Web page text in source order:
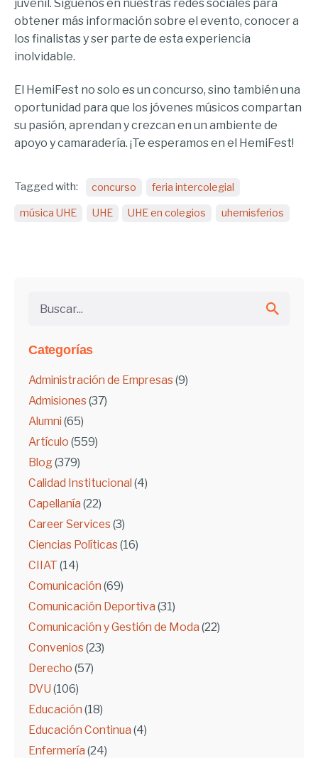
Categorías
Administración de Empresas (9)
Admisiones (37)
Alumni (65)
Artículo (559)
Blog(379)
Calidad Institucional (4)
Capellanía (22)
Career Services (3)
Ciencias Políticas (16)
CIIAT (14)
Comunicación (69)
Comunicación Deportiva (31)
Comunicación y Gestión de Moda (22)
Convenios (23)
Derecho (57)
DVU (106)
Educación (18)
Educación Continua (4)
Enfermería (24)
juvenil. Síguenos en nuestras redes sociales para
obtener más información sobre el evento, conocer a
los finalistas y ser parte de esta experiencia
inolvidable.
El HemiFest no solo es un concurso, sino también una
oportunidad para que los jóvenes músicos compartan
su pasión, aprendan y crezcan en un ambiente de
apoyo y camaradería. ¡Te esperamos en el HemiFest!
Tagged with: concurso feria intercolegial
música UHE UHE UHE en colegios uhemisferios